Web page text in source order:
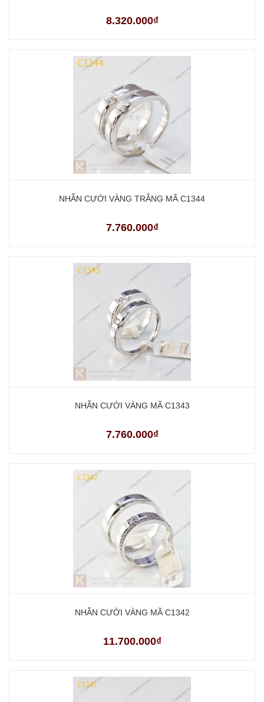
8.320.000₫
NHẪN CƯỚI VÀNG TRẮNG MÃ C1344
7.760.000₫
NHẪN CƯỚI VÀNG MÃ C1343
7.760.000₫
NHẪN CƯỚI VÀNG MÃ C1342
11.700.000₫